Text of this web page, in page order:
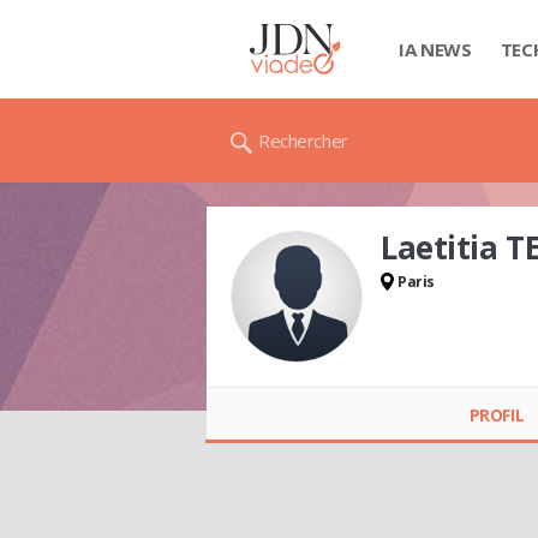
IA NEWS
Rechercher
Laetitia
Paris
PROFIL